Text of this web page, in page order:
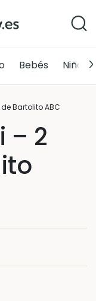
Bebés Niños
Bartolito ABC
– 2